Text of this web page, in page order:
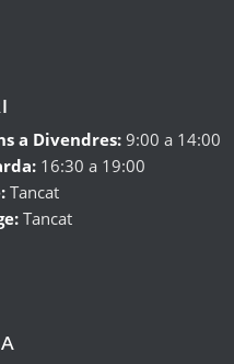
a Divendres:9:00 a 14:00
16:30 a 19:00
Tancat
Tancat